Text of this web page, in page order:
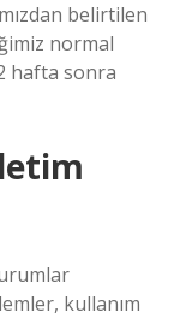
belirtilen
normal
hafta sonra
kullanım